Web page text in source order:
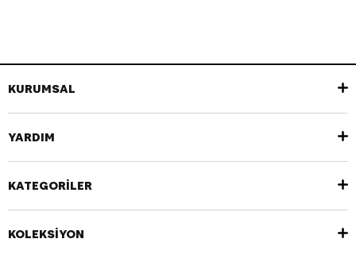
KURUMSAL
YARDIM
KATEGORİLER
KOLEKSİYON